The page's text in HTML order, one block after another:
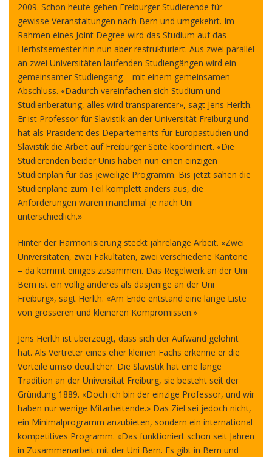
2009. Schon heute gehen Freiburger Studierende für
gewisse Veranstaltungen nach Bern und umgekehrt. Im
Rahmen eines Joint Degree wird das Studium auf das
Herbstsemester hin nun aber restrukturiert. Aus zwei parallel
an zwei Universitäten laufenden Studiengängen wird ein
gemeinsamer Studiengang – mit einem gemeinsamen
Abschluss. «Dadurch vereinfachen sich Studium und
Studienberatung, alles wird transparenter», sagt Jens Herlth.
Er ist Professor für Slavistik an der Universität Freiburg und
hat als Präsident des Departements für Europastudien und
Slavistik die Arbeit auf Freiburger Seite koordiniert. «Die
Studierenden beider Unis haben nun einen einzigen
Studienplan für das jeweilige Programm. Bis jetzt sahen die
Studienpläne zum Teil komplett anders aus, die
Anforderungen waren manchmal je nach Uni
unterschiedlich.»
Hinter der Harmonisierung steckt jahrelange Arbeit. «Zwei
Universitäten, zwei Fakultäten, zwei verschiedene Kantone
– da kommt einiges zusammen. Das Regelwerk an der Uni
Bern ist ein völlig anderes als dasjenige an der Uni
Freiburg», sagt Herlth. «Am Ende entstand eine lange Liste
von grösseren und kleineren Kompromissen.»
Jens Herlth ist überzeugt, dass sich der Aufwand gelohnt
hat. Als Vertreter eines eher kleinen Fachs erkenne er die
Vorteile umso deutlicher. Die Slavistik hat eine lange
Tradition an der Universität Freiburg, sie besteht seit der
Gründung 1889. «Doch ich bin der einzige Professor, und wir
haben nur wenige Mitarbeitende.» Das Ziel sei jedoch nicht,
ein Minimalprogramm anzubieten, sondern ein international
kompetitives Programm. «Das funktioniert schon seit Jahren
in Zusammenarbeit mit der Uni Bern. Es gibt in Bern und